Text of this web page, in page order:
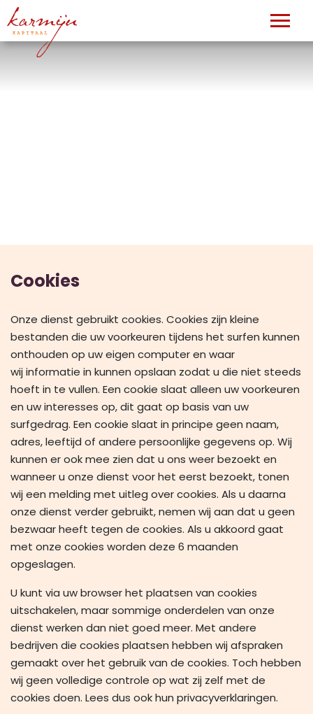
Cookies
Onze dienst gebruikt cookies. Cookies zijn kleine
bestanden die uw voorkeuren tijdens het surfen kunnen
onthouden op uw eigen computer en waar
wij informatie in kunnen opslaan zodat u die niet steeds
hoeft in te vullen. Een cookie slaat alleen uw voorkeuren
en uw interesses op, dit gaat op basis van uw
surfgedrag. Een cookie slaat in principe geen naam,
adres, leeftijd of andere persoonlijke gegevens op. Wij
kunnen er ook mee zien dat u ons weer bezoekt en
wanneer u onze dienst voor het eerst bezoekt, tonen
wij een melding met uitleg over cookies. Als u daarna
onze dienst verder gebruikt, nemen wij aan dat u geen
bezwaar heeft tegen de cookies. Als u akkoord gaat
met onze cookies worden deze 6 maanden
opgeslagen.
U kunt via uw browser het plaatsen van cookies
uitschakelen, maar sommige onderdelen van onze
dienst werken dan niet goed meer. Met andere
bedrijven die cookies plaatsen hebben wij afspraken
gemaakt over het gebruik van de cookies. Toch hebben
wij geen volledige controle op wat zij zelf met de
cookies doen. Lees dus ook hun privacyverklaringen.